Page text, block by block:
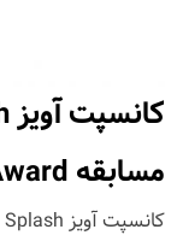
مسابقه A' Design Award